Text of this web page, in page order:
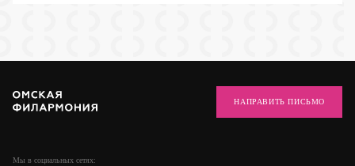
Мы в социальных сетях:
НАПРАВИТЬ ПИСЬМО